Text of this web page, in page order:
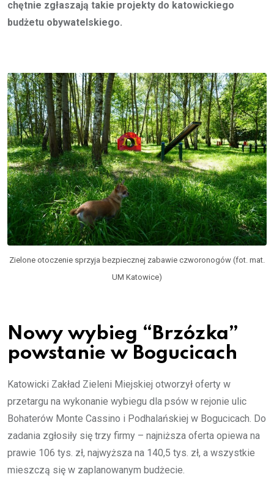
chętnie zgłaszają takie projekty do katowickiego
budżetu obywatelskiego.
Zielone otoczenie sprzyja bezpiecznej zabawie czworonogów (fot. mat.
UM Katowice)
Nowy wybieg “Brzózka”
powstanie w Bogucicach
Katowicki Zakład Zieleni Miejskiej otworzył oferty w
przetargu na wykonanie wybiegu dla psów w rejonie ulic
Bohaterów Monte Cassino i Podhalańskiej w Bogucicach. Do
zadania zgłosiły się trzy firmy – najniższa oferta opiewa na
prawie 106 tys. zł, najwyższa na 140,5 tys. zł, a wszystkie
mieszczą się w zaplanowanym budżecie.